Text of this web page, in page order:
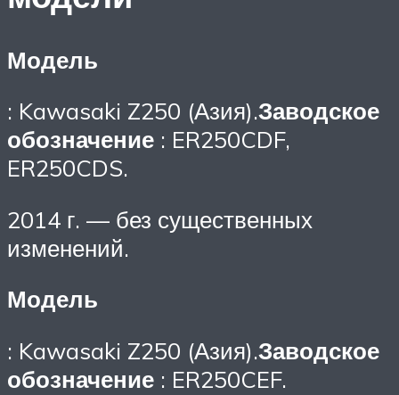
Модель
: Kawasaki Z250 (Азия).Заводское
обозначение : ER250CDF,
ER250CDS.
2014 г. — без существенных
изменений.
Модель
: Kawasaki Z250 (Азия).Заводское
обозначение : ER250CEF.